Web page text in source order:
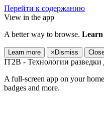
Перейти к содержанию
View in the app
A better way to browse. Learn
Learn more × Dismiss
IT2B - Технологии разведки
A full-screen app on your
badges and more.